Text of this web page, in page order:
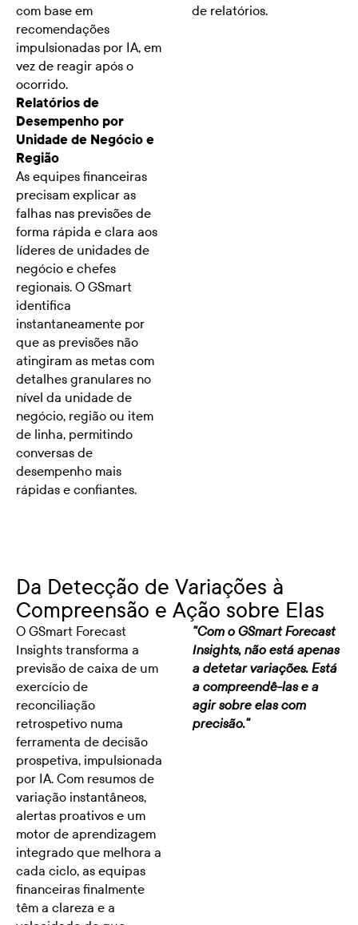
com base em
recomendações
impulsionadas por IA, em
vez de reagir após o
ocorrido.
Relatórios de
Desempenho por
Unidade de Negócio e
Região
As equipes financeiras
precisam explicar as
falhas nas previsões de
forma rápida e clara aos
líderes de unidades de
negócio e chefes
regionais. O GSmart
identifica
instantaneamente por
que as previsões não
atingiram as metas com
detalhes granulares no
nível da unidade de
negócio, região ou item
de linha, permitindo
conversas de
desempenho mais
rápidas e confiantes.
de relatórios.
Da Detecção de Variações à
Compreensão e Ação sobre Elas
O GSmart Forecast
Insights transforma a
previsão de caixa de um
exercício de
reconciliação
retrospetivo numa
ferramenta de decisão
prospetiva, impulsionada
por IA. Com resumos de
variação instantâneos,
alertas proativos e um
motor de aprendizagem
integrado que melhora a
cada ciclo, as equipas
financeiras finalmente
têm a clareza e a
"Com o GSmart Forecast
Insights, não está apenas
a detetar variações. Está
a compreendê-las e a
agir sobre elas com
precisão."